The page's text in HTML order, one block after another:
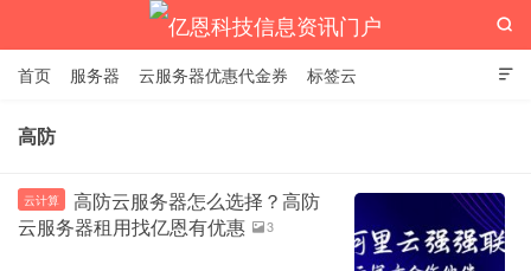
亿恩科技信息资讯门户

首页 服务器 云服务器优惠代金券 标签云

高防
云计算
高防云服务器怎么选择？高防
云服务器租用找亿恩有优惠
3